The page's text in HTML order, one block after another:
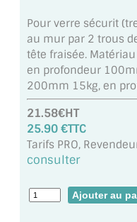
MIROIR SUR
MIROIR VIEILLI
MIROIR DÉCORATIF
LOTS DE MIROIRS
MIROIR POUR PORTE
MIROIR DE SALLE
Pour verre sécurit
au mur par 2 trous
tête fraisée.
en profondeur
200mm 15kg, en
21.58€HT
25.90 €TTC
Tarifs PRO,
consulter